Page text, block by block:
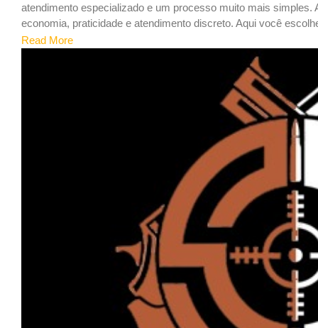
atendimento especializado e um processo muito mais
economia, praticidade e atendimento discreto. Aqui você
Read More